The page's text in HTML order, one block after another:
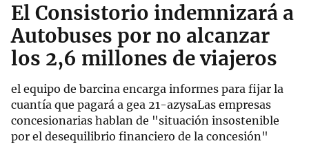
El Consistorio indemnizará a
Autobuses por no alcanzar
los 2,6 millones de viajeros
el equipo de barcina encarga informes para fijar la
cuantía que pagará a gea 21-azysaLas empresas
concesionarias hablan de "situación insostenible
por el desequilibrio financiero de la concesión"